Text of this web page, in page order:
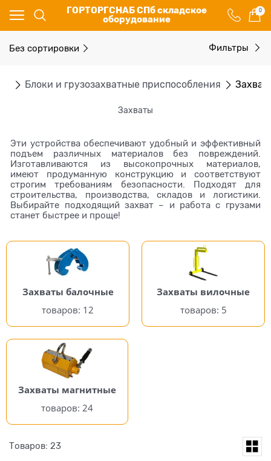
ГОРТОРГСНАБ СПб складское
оборудование
0
Блоки и грузозахватные приспособления
Захваты
Эти устройства обеспечивают удобный и эффективный
подъем различных материалов без повреждений.
Изготавливаются из высокопрочных материалов,
имеют продуманную конструкцию и соответствуют
строгим требованиям безопасности. Подходят для
строительства, производства, складов и логистики.
Выбирайте подходящий захват – и работа с грузами
станет быстрее и проще!
Захваты балочные
12
Захваты вилочные
5
Захваты магнитные
24
Без сортировки Фильтры
Товаров: 23